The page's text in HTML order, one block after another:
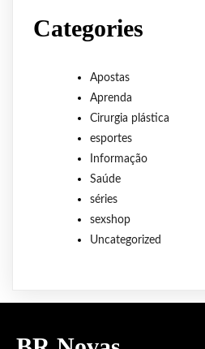
Categories
Apostas
Aprenda
Cirurgia plástica
esportes
Informação
Saúde
séries
sexshop
Uncategorized